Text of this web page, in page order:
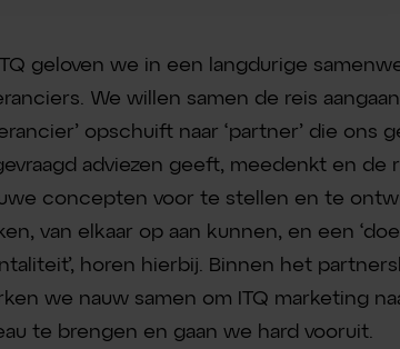
geloven we in een langdurige
We willen samen de reis
opschuift naar ‘partner’ die ons
adviezen geeft, meedenkt en de
concepten voor te stellen en te
van elkaar op aan kunnen, en een
horen hierbij. Binnen het
we nauw samen om ITQ marketing
te brengen en gaan we hard vooruit.